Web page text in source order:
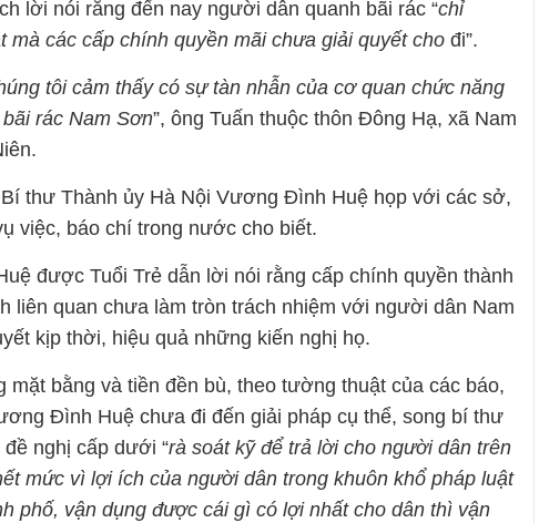
lời nói rằng đến nay người dân quanh bãi rác “chỉ
mà các cấp chính quyền mãi chưa giải quyết cho đi”.
tôi cảm thấy có sự tàn nhẫn của cơ quan chức năng
rác Nam Sơn”, ông Tuấn thuộc thôn Đông Hạ, xã Nam
thư Thành ủy Hà Nội Vương Đình Huệ họp với các sở,
việc, báo chí trong nước cho biết.
được Tuổi Trẻ dẫn lời nói rằng cấp chính quyền thành
liên quan chưa làm tròn trách nhiệm với người dân Nam
kịp thời, hiệu quả những kiến nghị họ.
mặt bằng và tiền đền bù, theo tường thuật của các báo,
Đình Huệ chưa đi đến giải pháp cụ thể, song bí thư
nghị cấp dưới “rà soát kỹ để trả lời cho người dân trên
mức vì lợi ích của người dân trong khuôn khổ pháp luật
phố, vận dụng được cái gì có lợi nhất cho dân thì vận